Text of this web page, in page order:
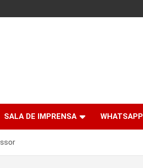
SALA DE IMPRENSA WHATSAPP